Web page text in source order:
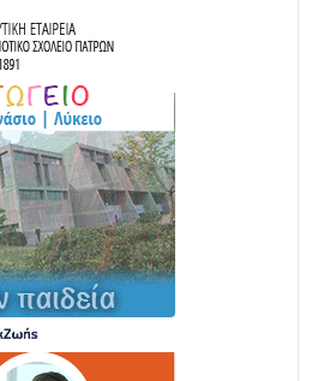
στο Λυγιά Ναυπάκτου
η Παράκαμψη του Κέντρου
Βόνιτσα – Άγιος Νικόλαος
η Πανήγυρη της
στο Γολέμι